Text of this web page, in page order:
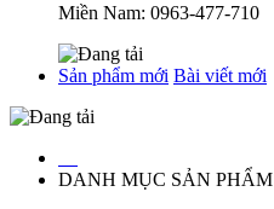
Miền Nam: 0963-477-710
Sản phẩm mới Bài viết mới
DANH MỤC SẢN PHẨM